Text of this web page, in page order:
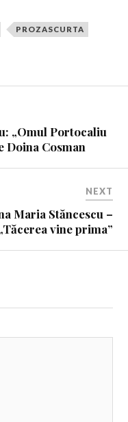
PROZASCURTA
„Omul Portocaliu
Doina Cosman
NEXT
Maria Stăncescu –
vine prima”